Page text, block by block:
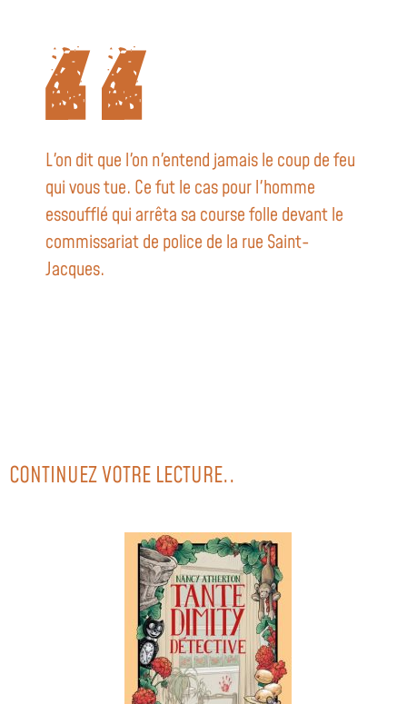
L'on dit que l'on n'entend jamais le coup de feu
qui vous tue. Ce fut le cas pour l'homme
essoufflé qui arrêta sa course folle devant le
commissariat de police de la rue Saint-
Jacques.
CONTINUEZ VOTRE LECTURE..